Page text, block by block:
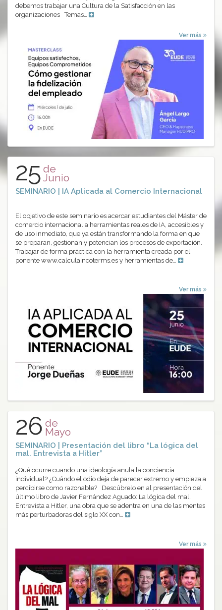
debemos trabajar una Cultura de la Satisfacción en las
organizaciones Temas…
Ver más
25 de
Junio
SEMINARIO | IA Aplicada al Comercio Internacional
El objetivo de este seminario es acercar estudiantes del Máster de
comercio internacional a herramientas reales de IA, accesibles y
de uso inmediato, que ya están transformando la forma en que
se preparan, gestionan y potencian los procesos de exportación.
Trabajar de forma práctica con la herramienta creada por el
ponente www.calculaincoterms.es y herramientas de…
Ver más
26 de
Mayo
SEMINARIO | Presentación del libro “La lógica del
mal. Entrevista a Hitler”
¿Qué ocurre cuando una ideología anula la conciencia
individual? ¿Cuándo el odio deja de parecer extremo y empieza a
percibirse como razonable? Descúbrelo en al presentación del
último libro de Javier Fernández Aguado: La lógica del mal.
Entrevista a Hitler, una obra que se adentra en una de las mentes
más perturbadoras del siglo XX con…
Ver más